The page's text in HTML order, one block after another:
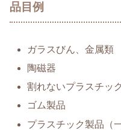
品目例
ガラスびん、金属類
陶磁器
割れないプラスチッ
ゴム製品
プラスチック製品（